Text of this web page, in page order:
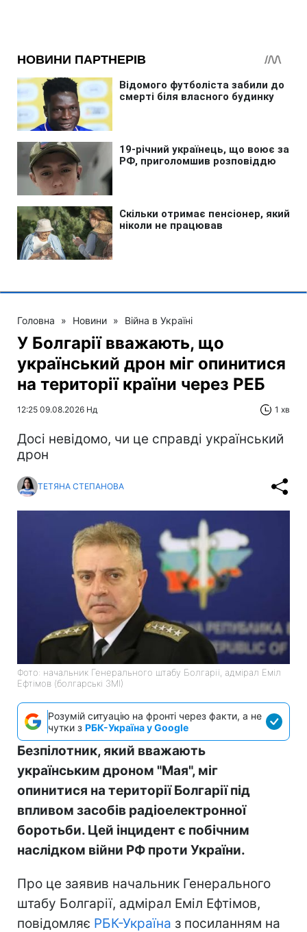
Головна » Новини » Війна в Україні
У Болгарії вважають, що
український дрон міг опинитися
на території країни через РЕБ
12:25 09.08.2026 Нд 1 хв
Досі невідомо, чи це справді український
дрон
ТЕТЯНА СТЕПАНОВА
Фото: начальник Генерального штабу Болгарії, адмірал Еміл
Ефтімов (болгарські ЗМІ)
Розумій ситуацію на фронті через факти, а не
чутки з РБК-Україна у Google
Безпілотник, який вважають
українським дроном "Мая", міг
опинитися на території Болгарії під
впливом засобів радіоелектронної
боротьби. Цей інцидент є побічним
наслідком війни РФ проти України.
Про це заявив начальник Генерального
штабу Болгарії, адмірал Еміл Ефтімов,
повідомляє РБК-Україна з посиланням на